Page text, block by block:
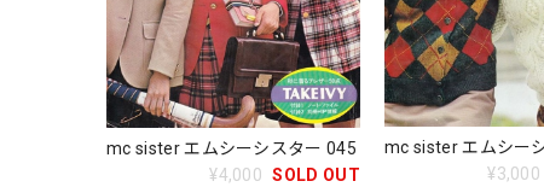
mc sister エムシーシスター 045
¥4,000 SOLD OUT
mc sister エムシー
¥3,000